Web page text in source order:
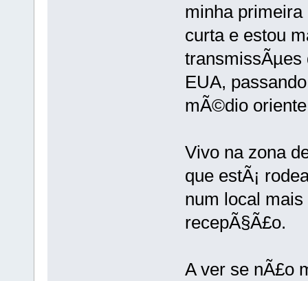
minha
curta e estou
transmissÃµes
EUA,
mÃ©dio
Vivo na zona
que estÃ¡
num local
recepÃ§Ã£o.
A ver se nÃ£o